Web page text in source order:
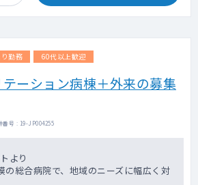
勤務 60代以上歓迎
ーション病棟＋外来の募集
号 : 19-JP004255
より
の総合病院で、地域のニーズに幅広く対